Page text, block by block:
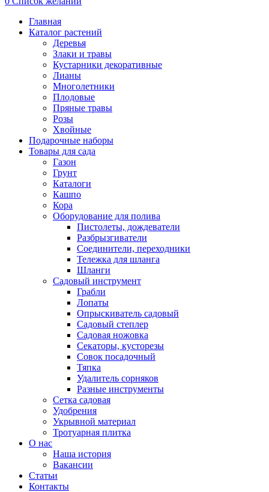
Главная
Каталог растений
Деревья
Злаки и травы
Кустарники декоративные
Лианы
Многолетники
Плодовые
Пряные травы
Розы
Хвойные
Подарочные наборы
Товары для сада
Газон
Грунт
Каталоги
Кашпо
Кора
Оборудование для полива
Пистолеты, дождеватели
Разбрызгиватели
Соединители, переходники
Тележка для шланга
Шланги
Садовый инструмент
Грабли
Лопаты
Опрыскиватель садовый
Садовый степлер
Садовая ножовка
Секаторы, кусторезы
Совок посадочный
Тяпка
Удалитель сорняков
Разные инструменты
Сетка садовая
Удобрения
Укрывной материал
Тротуарная плитка
О нас
Наша история
Вакансии
Статьи
Контакты